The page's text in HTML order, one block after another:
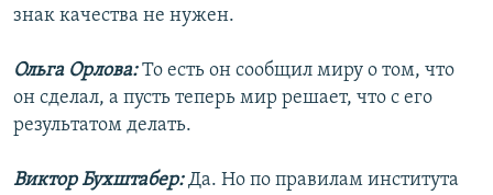
знак качества не нужен.
Ольга Орлова:То есть он сообщил миру о том, что
он сделал, а пусть теперь мир решает, что с его
результатом делать.
Виктор Бухштабер:Да. Но по правилам института